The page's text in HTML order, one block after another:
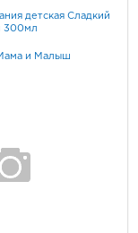
детская Сладкий
300мл
и Малыш